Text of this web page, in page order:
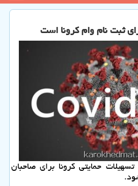
ثبت نام وام كرونا است
حمایتی كرونا برای صاحبان